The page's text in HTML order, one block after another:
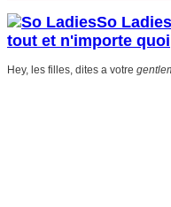
So
tout et n'importe quoi
Hey, les filles, dites a votre